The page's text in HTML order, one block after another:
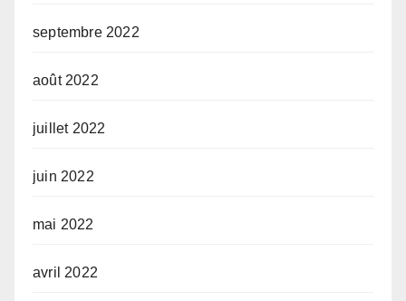
septembre 2022
août 2022
juillet 2022
juin 2022
mai 2022
avril 2022